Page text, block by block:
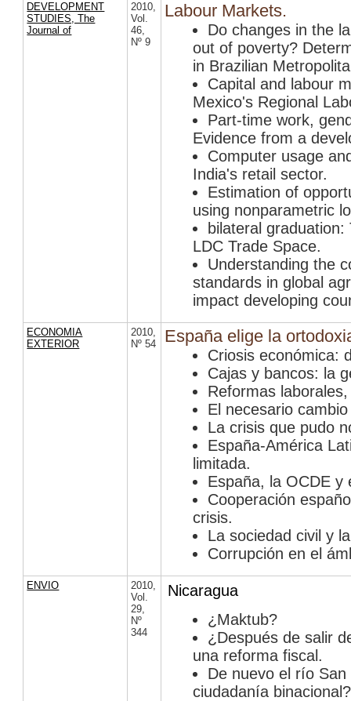
DEVELOPMENT
STUDIES, The
Journal of
2010,
Vol.
46,
Nº 9
Labour Markets.
Do changes in the
out of poverty?
in Brazilian
Capital and labour
Mexico's Regional
Part-time work,
Evidence from a
Computer usage
India's retail sector.
Estimation of
using nonparametric
bilateral
LDC Trade Space.
Understanding the
standards in global
impact developing
ECONOMIA
EXTERIOR
2010,
Nº 54
España elige la
Criosis económica:
Cajas y bancos: la
Reformas
El necesario
La crisis que pudo
España-América
limitada.
España, la OCDE y
Cooperación
crisis.
La sociedad civil y
Corrupción en el
ENVIO 2010,
Vol.
29,
Nº
344
Nicaragua
¿Maktub?
¿Después de salir
una reforma fiscal.
De nuevo el río
ciudadanía binacional?